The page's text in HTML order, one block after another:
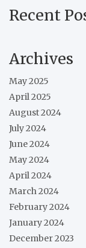
Recent
Archives
May 2025
April 2025
August 2024
July 2024
June 2024
May 2024
April 2024
March 2024
February 2024
January 2024
December 2023